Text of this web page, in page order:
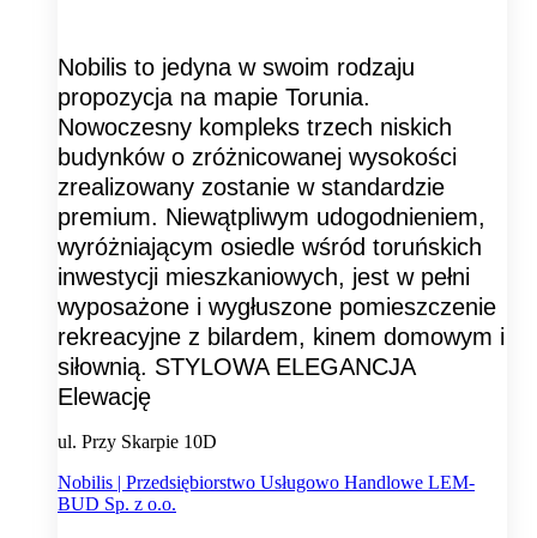
Nobilis to jedyna w swoim rodzaju
propozycja na mapie Torunia.
Nowoczesny kompleks trzech niskich
budynków o zróżnicowanej wysokości
zrealizowany zostanie w standardzie
premium. Niewątpliwym udogodnieniem,
wyróżniającym osiedle wśród toruńskich
inwestycji mieszkaniowych, jest w pełni
wyposażone i wygłuszone pomieszczenie
rekreacyjne z bilardem, kinem domowym i
siłownią. STYLOWA ELEGANCJA
Elewację
ul. Przy Skarpie 10D
Nobilis | Przedsiębiorstwo Usługowo Handlowe LEM-
BUD Sp. z o.o.